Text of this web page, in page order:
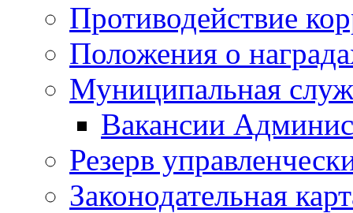
Противодействие
Положения о
Муниципальная
Вакансии
Резерв
Законодательная